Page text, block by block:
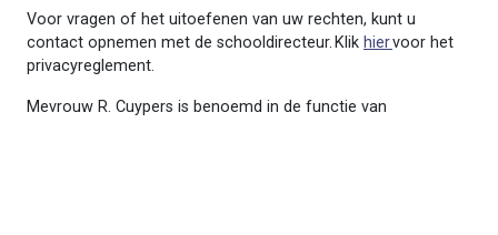
Voor vragen of het uitoefenen van uw rechten, kunt u
contact opnemen met de schooldirecteur. Klik hiervoor het
privacyreglement.
Mevrouw R. Cuypers is benoemd in de functie van